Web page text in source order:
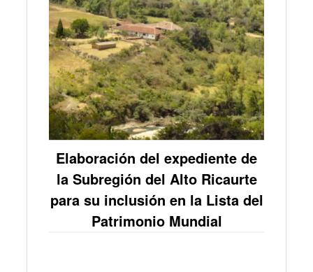
Elaboración del expediente de
la Subregión del Alto Ricaurte
para su inclusión en la Lista del
Patrimonio Mundial